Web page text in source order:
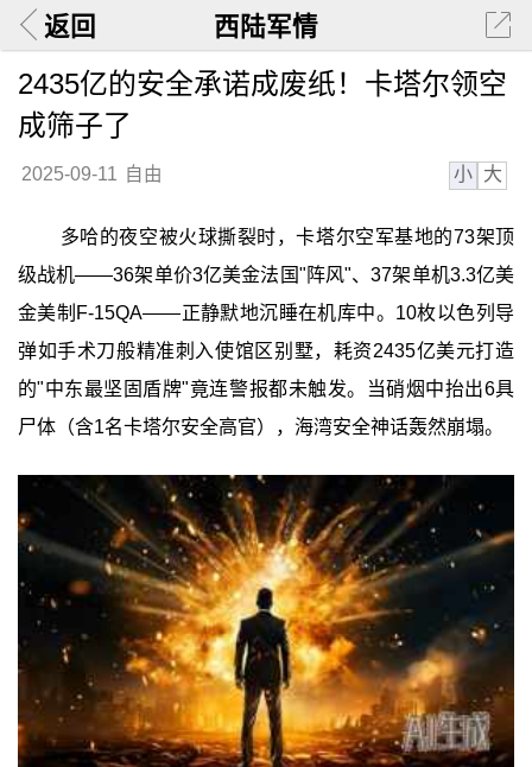
返回 西陆军情
2435亿的安全承诺成废纸！卡塔尔领空
成筛子了
2025-09-11 自由 小 大
多哈的夜空被火球撕裂时，卡塔尔空军基地的73架顶
级战机——36架单价3亿美金法国"阵风"、37架单机3.3亿美
金美制F-15QA——正静默地沉睡在机库中。10枚以色列导
弹如手术刀般精准刺入使馆区别墅，耗资2435亿美元打造
的"中东最坚固盾牌"竟连警报都未触发。当硝烟中抬出6具
尸体（含1名卡塔尔安全高官），海湾安全神话轰然崩塌。